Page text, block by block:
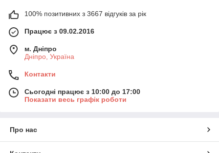
100% позитивних з 3667 відгуків за рік
Працює з 09.02.2016
м. Дніпро
Дніпро, Україна
Контакти
Сьогодні працює з 10:00 до 17:00
Показати весь графік роботи
Про нас